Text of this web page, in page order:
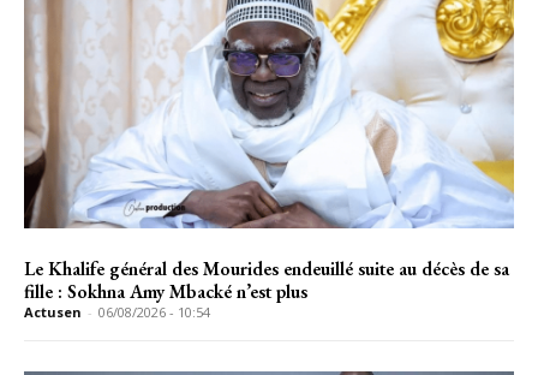
Le Khalife général des Mourides endeuillé suite au décès de sa
fille : Sokhna Amy Mbacké n’est plus
Actusen - 06/08/2026 - 10:54